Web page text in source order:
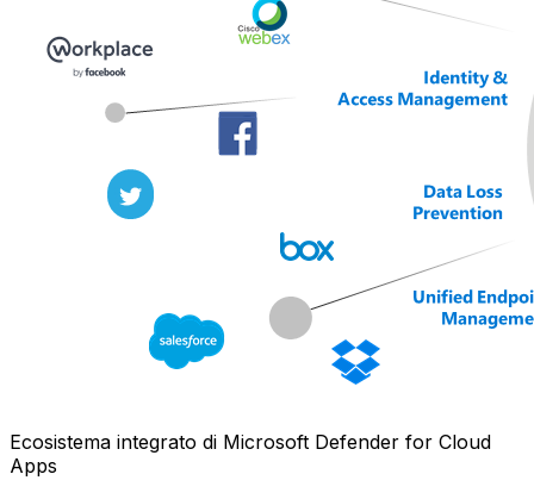
Ecosistema integrato di Microsoft Defender for Cloud
Apps